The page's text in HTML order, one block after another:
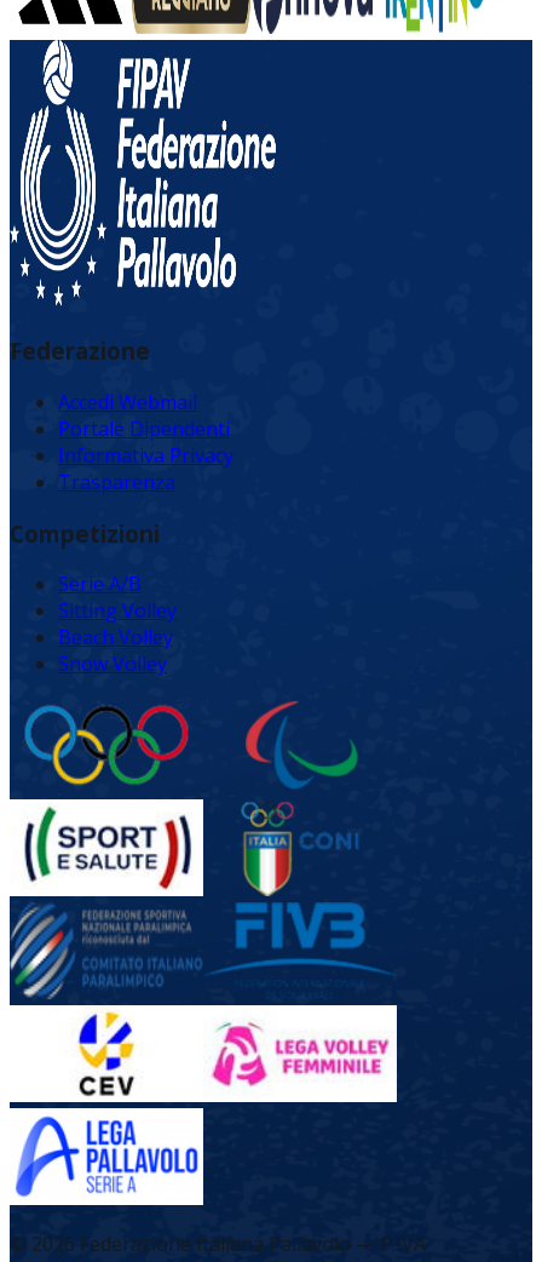
Federazione
Accedi Webmail
Portale Dipendenti
Informativa Privacy
Trasparenza
Competizioni
Serie A/B
Sitting Volley
Beach Volley
Snow Volley
© 2026 Federazione Italiana Pallavolo — P.IVA